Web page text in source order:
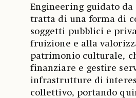
Engineering guidato
tratta di una forma di
soggetti pubblici e
fruizione e alla
patrimonio culturale,
finanziare e gestire
infrastrutture di
collettivo, portando